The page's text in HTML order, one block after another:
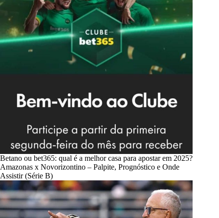
Betano ou bet365: qual é a melhor casa para apostar em 2025?
Amazonas x Novorizontino – Palpite, Prognóstico e Onde
Assistir (Série B)